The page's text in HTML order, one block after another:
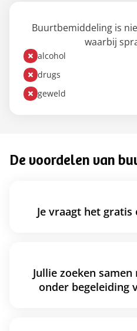
Buurtbemiddeling is
waarbij
alcohol
drugs
geweld
De voordelen van
Je vraagt het gratis
Jullie zoeken
onder begeleiding